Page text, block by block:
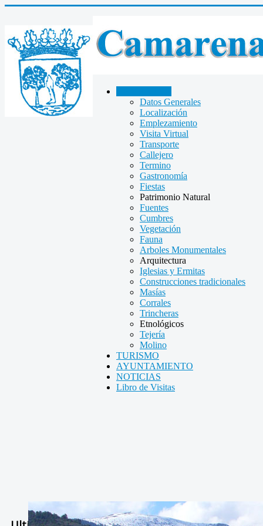
Datos Generales
Localización
Emplezamiento
Visita Virtual
Transporte
Callejero
Termino
Gastronomía
Fiestas
Patrimonio Natural
Fuentes
Cumbres
Vegetación
Fauna
Arboles Monumentales
Arquitectura
Iglesias y Ermitas
Construcciones tradicionales
Masías
Corrales
Trincheras
Etnológicos
Tejería
Molino
TURISMO
AYUNTAMIENTO
NOTICIAS
Libro de Visitas